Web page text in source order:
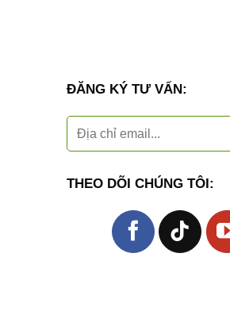
ĐĂNG KÝ TƯ VẤN:
THEO DÕI CHÚNG TÔI: